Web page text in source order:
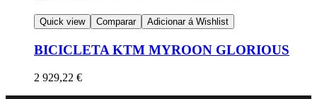
Quick view Comparar Adicionar á Wishlist
BICICLETA KTM MYROON GLORIOUS
2 929,22 €